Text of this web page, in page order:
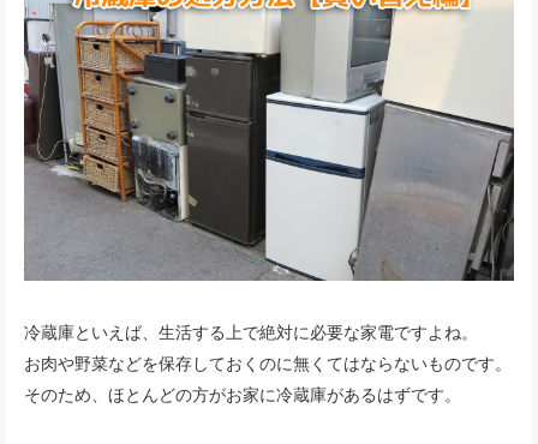
冷蔵庫といえば、生活する上で絶対に必要な家電ですよね。
お肉や野菜などを保存しておくのに無くてはならないものです。
そのため、ほとんどの方がお家に冷蔵庫があるはずです。